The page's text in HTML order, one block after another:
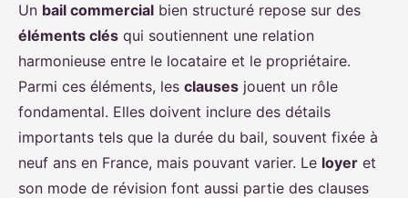
Un bail commercial bien structuré repose sur des
éléments clés qui soutiennent une relation
harmonieuse entre le locataire et le propriétaire.
Parmi ces éléments, les clauses jouent un rôle
fondamental. Elles doivent inclure des détails
importants tels que la durée du bail, souvent fixée à
neuf ans en France, mais pouvant varier. Le loyer et
son mode de révision font aussi partie des clauses